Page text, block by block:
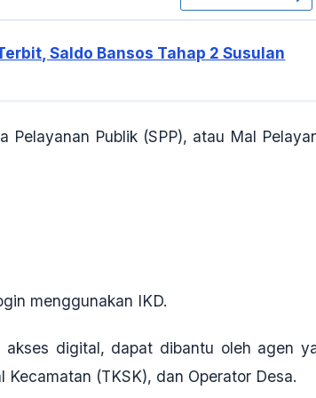
Saldo Bansos Tahap 2 Susulan
Publik (SPP), atau Mal
menggunakan IKD.
digital, dapat dibantu oleh agen
(TKSK), dan Operator Desa.